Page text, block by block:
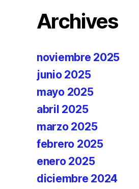
Archives
noviembre 2025
junio 2025
mayo 2025
abril 2025
marzo 2025
febrero 2025
enero 2025
diciembre 2024